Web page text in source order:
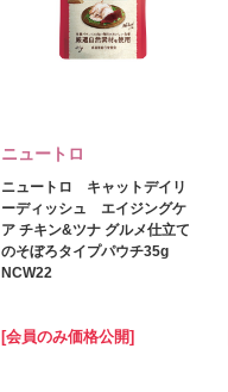
ニュートロ
ニュートロ キャットデイリ
ーディッシュ エイジングケ
ア チキン&ツナ グルメ仕立て
のそぼろタイプパウチ35g
NCW22
[会員のみ価格公開]